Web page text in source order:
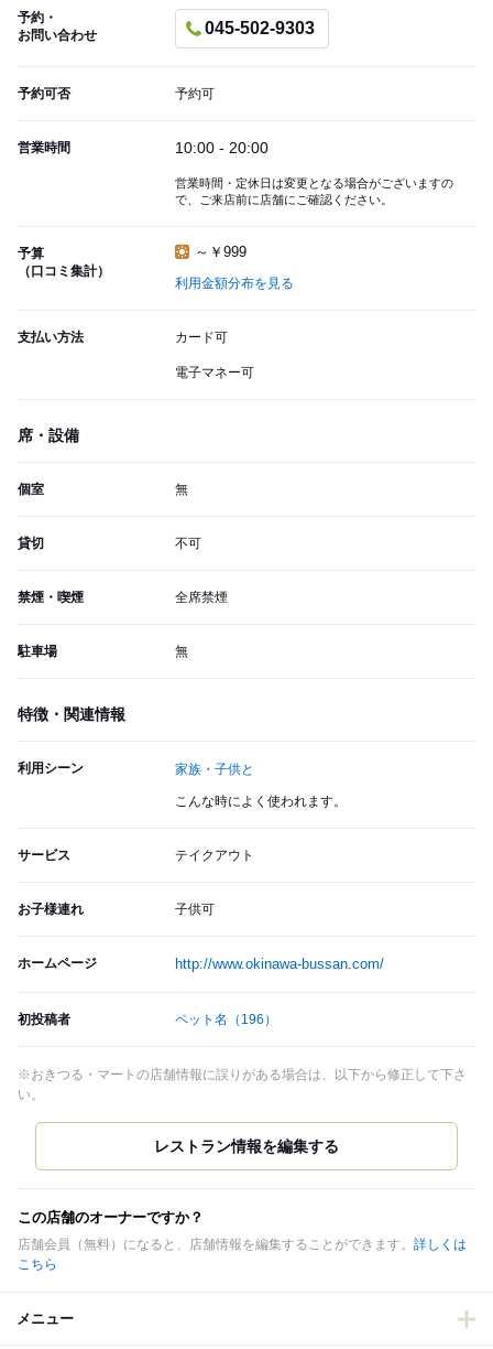
予約・
お問い合わせ
045-502-9303
予約可否 予約可
営業時間 10:00 - 20:00
営業時間・定休日は変更となる場合がございますの
で、ご来店前に店舗にご確認ください。
予算
（口コミ集計）
～￥999
利用金額分布を見る
支払い方法 カード可
電子マネー可
席・設備
個室 無
貸切 不可
禁煙・喫煙 全席禁煙
駐車場 無
特徴・関連情報
利用シーン 家族・子供と
こんな時によく使われます。
サービス テイクアウト
お子様連れ 子供可
ホームページ http://www.okinawa-bussan.com/
初投稿者 ペット名 （196）
※おきつる・マートの店舗情報に誤りがある場合は、以下から修正して下さ
い。
この店舗のオーナーですか？
店舗会員（無料）になると、店舗情報を編集することができます。 詳しくは
こちら
メニュー